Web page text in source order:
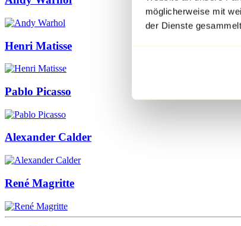
möglicherweise mit
der Dienste
Henri Matisse
Pablo Picasso
Alexander Calder
René Magritte